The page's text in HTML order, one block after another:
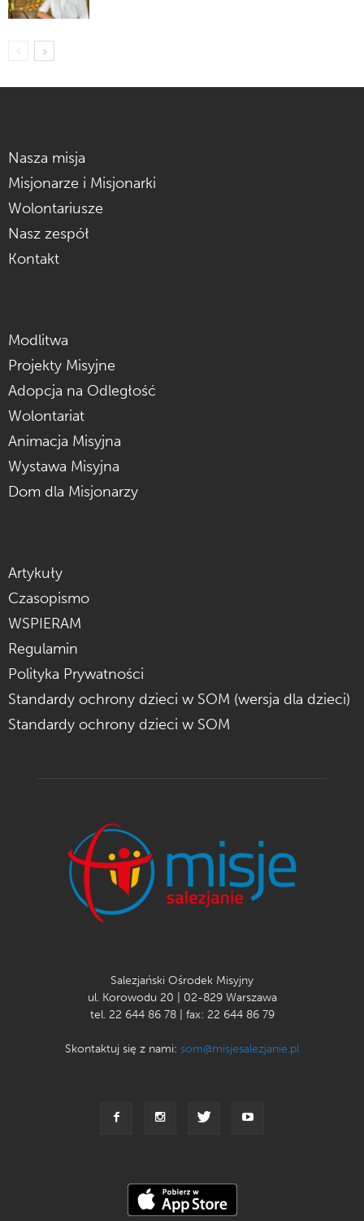
Nasza misja
Misjonarze i Misjonarki
Wolontariusze
Nasz zespół
Kontakt
Modlitwa
Projekty Misyjne
Adopcja na Odległość
Wolontariat
Animacja Misyjna
Wystawa Misyjna
Dom dla Misjonarzy
Artykuły
Czasopismo
WSPIERAM
Regulamin
Polityka Prywatności
Standardy ochrony dzieci w SOM (wersja dla dzieci)
Standardy ochrony dzieci w SOM
Salezjański Ośrodek Misyjny
ul. Korowodu 20 | 02-829 Warszawa
tel. 22 644 86 78 | fax: 22 644 86 79
Skontaktuj się z nami: som@misjesalezjanie.pl